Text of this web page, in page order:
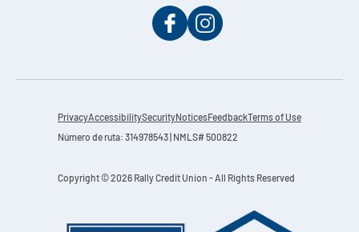
PrivacyAccessibilitySecurityNoticesFeedback Terms of Use
Número de ruta: 314978543 | NMLS# 500822
Copyright © 2026 Rally Credit Union - All Rights Reserved